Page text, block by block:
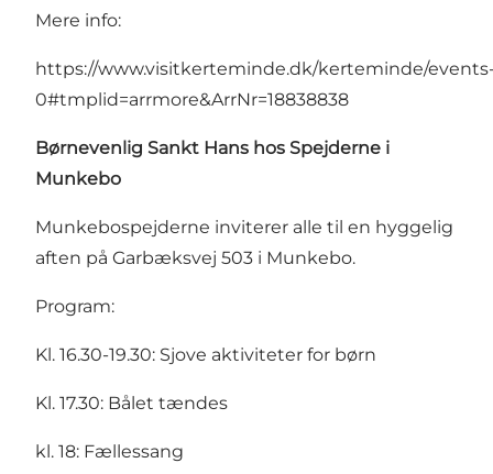
Mere info:
https://www.visitkerteminde.dk/kerteminde/
0#tmplid=arrmore&ArrNr=18838838
Børnevenlig Sankt Hans hos Spejderne i
Munkebo
Munkebospejderne inviterer alle til en hyggelig
aften på Garbæksvej 503 i Munkebo.
Program:
Kl. 16.30-19.30: Sjove aktiviteter for børn
Kl. 17.30: Bålet tændes
kl. 18: Fællessang